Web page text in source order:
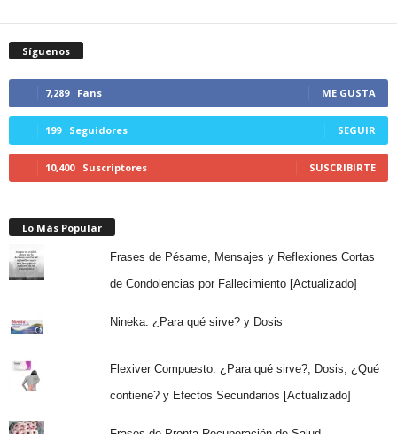
Síguenos
7,289 Fans ME GUSTA
199 Seguidores SEGUIR
10,400 Suscriptores SUSCRIBIRTE
Lo Más Popular
Frases de Pésame, Mensajes y Reflexiones Cortas
de Condolencias por Fallecimiento [Actualizado]
Nineka: ¿Para qué sirve? y Dosis
Flexiver Compuesto: ¿Para qué sirve?, Dosis, ¿Qué
contiene? y Efectos Secundarios [Actualizado]